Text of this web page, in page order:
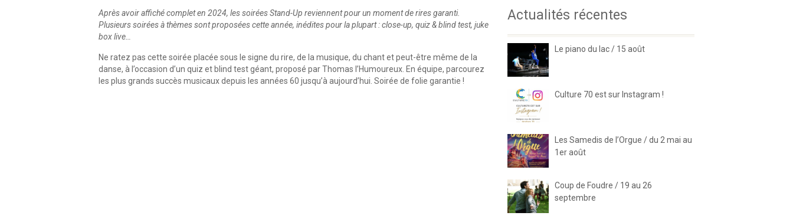
Après avoir affiché complet en 2024, les soirées Stand-Up reviennent pour un moment de rires garanti.
Plusieurs soirées à thèmes sont proposées cette année, inédites pour la plupart : close-up, quiz & blind test, juke
box live…
Ne ratez pas cette soirée placée sous le signe du rire, de la musique, du chant et peut-être même de la
danse, à l’occasion d’un quiz et blind test géant, proposé par Thomas l’Humoureux. En équipe, parcourez
les plus grands succès musicaux depuis les années 60 jusqu’à aujourd’hui. Soirée de folie garantie !
Actualités récentes
Le piano du lac / 15 août
Culture 70 est sur Instagram !
Les Samedis de l’Orgue / du 2 mai au
1er août
Coup de Foudre / 19 au 26
septembre